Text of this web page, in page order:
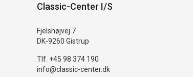
Classic-Center I/S
Fjelshøjvej 7
DK-9260 Gistrup
Tlf. +45 98 374 190
info@classic-center.dk